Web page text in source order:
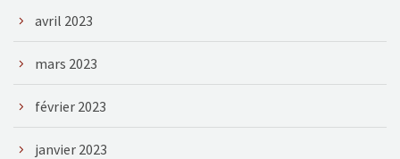
avril 2023
mars 2023
février 2023
janvier 2023